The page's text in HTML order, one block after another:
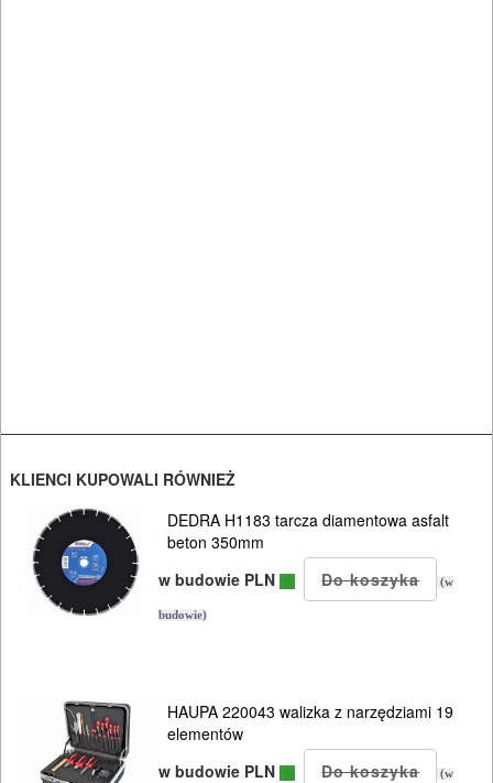
KLIENCI KUPOWALI RÓWNIEŻ
DEDRA H1183 tarcza diamentowa asfalt
beton 350mm
w budowie PLN
(w
budowie)
HAUPA 220043 walizka z narzędziami 19
elementów
w budowie PLN
(w